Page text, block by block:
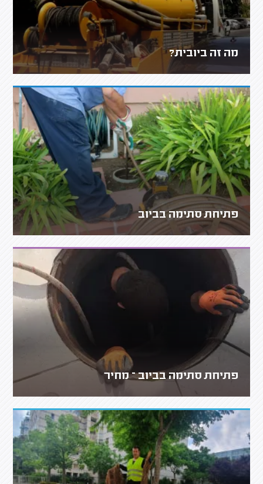
מה זה ביובית?
פתיחת סתימה בביוב
פתיחת סתימה בביוב – מחיר